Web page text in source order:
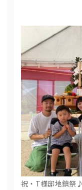
祝・T様邸地鎮祭♪